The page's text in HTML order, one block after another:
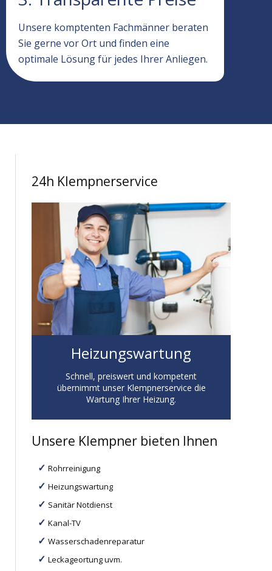
Unsere komptenten Fachmänner beraten
Sie gerne vor Ort und finden eine
optimale Lösung für jedes Ihrer Anliegen.
24h Klempnerservice
Heizungswartung
Schnell, preiswert und kompetent
übernimmt unser Klempnerservice die
Wartung Ihrer Heizung.
Unsere Klempner bieten Ihnen
Rohrreinigung
Heizungswartung
Sanitär Notdienst
Kanal-TV
Wasserschadenreparatur
Leckageortung uvm.